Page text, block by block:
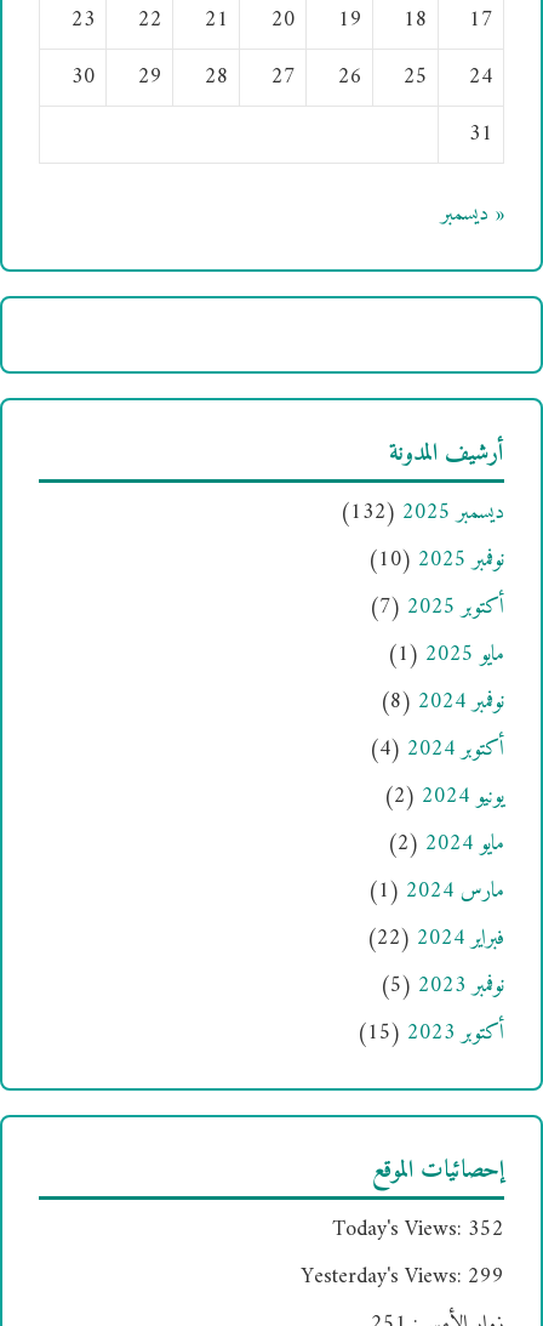
17
18
19
20
21
22
23
24
25
26
27
28
29
30
31
« ديسمبر
أرشيف المدونة
ديسمبر 2025
(132)
نوفمبر 2025
(10)
أكتوبر 2025
(7)
مايو 2025
(1)
نوفمبر 2024
(8)
أكتوبر 2024
(4)
يونيو 2024
(2)
مايو 2024
(2)
مارس 2024
(1)
فبراير 2024
(22)
نوفمبر 2023
(5)
أكتوبر 2023
(15)
إحصائيات الموقع
Today's Views: 352
Yesterday's Views: 299